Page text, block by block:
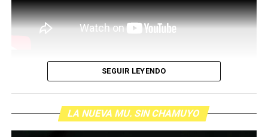
SEGUIR LEYENDO
LA NUEVA MU. SIN CHAMUYO